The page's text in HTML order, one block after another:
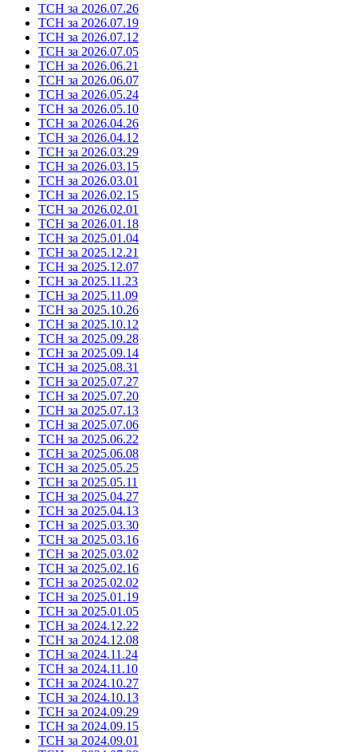
ТСН за 2026.07.26
ТСН за 2026.07.19
ТСН за 2026.07.12
ТСН за 2026.07.05
ТСН за 2026.06.21
ТСН за 2026.06.07
ТСН за 2026.05.24
ТСН за 2026.05.10
ТСН за 2026.04.26
ТСН за 2026.04.12
ТСН за 2026.03.29
ТСН за 2026.03.15
ТСН за 2026.03.01
ТСН за 2026.02.15
ТСН за 2026.02.01
ТСН за 2026.01.18
ТСН за 2025.01.04
ТСН за 2025.12.21
ТСН за 2025.12.07
ТСН за 2025.11.23
ТСН за 2025.11.09
ТСН за 2025.10.26
ТСН за 2025.10.12
ТСН за 2025.09.28
ТСН за 2025.09.14
ТСН за 2025.08.31
ТСН за 2025.07.27
ТСН за 2025.07.20
ТСН за 2025.07.13
ТСН за 2025.07.06
ТСН за 2025.06.22
ТСН за 2025.06.08
ТСН за 2025.05.25
ТСН за 2025.05.11
ТСН за 2025.04.27
ТСН за 2025.04.13
ТСН за 2025.03.30
ТСН за 2025.03.16
ТСН за 2025.03.02
ТСН за 2025.02.16
ТСН за 2025.02.02
ТСН за 2025.01.19
ТСН за 2025.01.05
ТСН за 2024.12.22
ТСН за 2024.12.08
ТСН за 2024.11.24
ТСН за 2024.11.10
ТСН за 2024.10.27
ТСН за 2024.10.13
ТСН за 2024.09.29
ТСН за 2024.09.15
ТСН за 2024.09.01